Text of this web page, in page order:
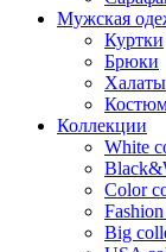
Мужская
Куртки
Брюки
Халаты
Коллекции
White
Color
Big